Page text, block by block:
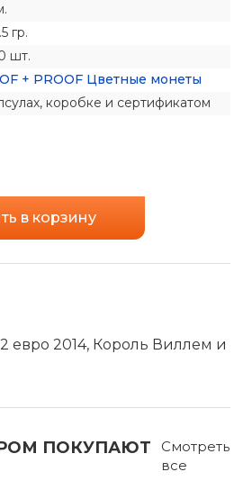
гр.
шт.
+ PROOF Цветные монеты
коробке и сертификатом
в корзину
евро 2014, Король Виллем и
ПОКУПАЮТ
Смотреть
все